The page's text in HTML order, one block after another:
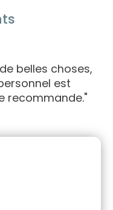
belles choses,
est
recommande."